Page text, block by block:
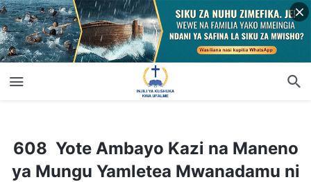
608 Yote Ambayo Kazi na Maneno
ya Mungu Yamletea Mwanadamu ni